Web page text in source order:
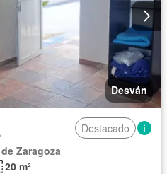
Desván
Destacado
Zaragoza
20 m²